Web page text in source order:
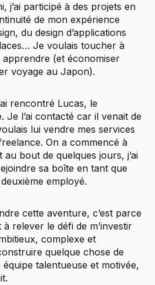
j’ai participé à des projets en
de mon expérience
du design d’applications
Je voulais toucher à
(et économiser
voyage au Japon).
rencontré Lucas, le
Je l’ai contacté car il venait de
lui vendre mes services
On a commencé à
bout de quelques jours, j’ai
sa boîte en tant que
employé.
cette aventure, c’est parce
relever le défi de m’investir
complexe et
quelque chose de
talentueuse et motivée,